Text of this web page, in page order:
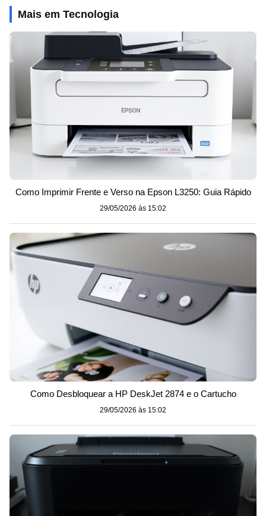
Mais em Tecnologia
Como Imprimir Frente e Verso na Epson L3250: Guia Rápido
29/05/2026 às 15:02
Como Desbloquear a HP DeskJet 2874 e o Cartucho
29/05/2026 às 15:02